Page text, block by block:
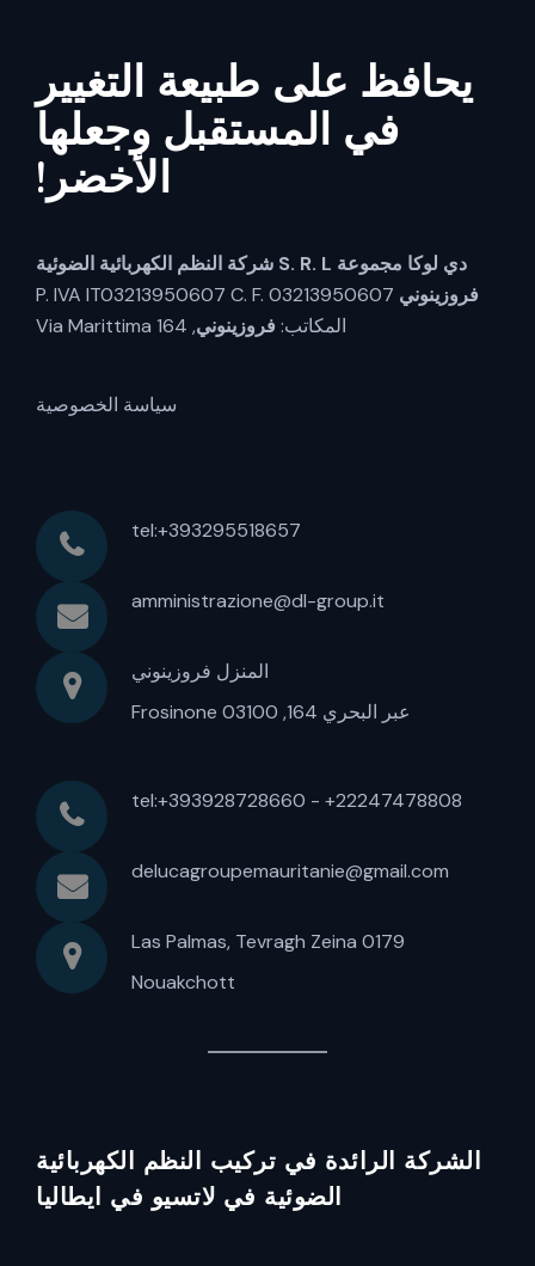
يحافظ على طبيعة التغيير
في المستقبل وجعلها
الأخضر!
دي لوكا مجموعة S. R. L
شركة النظم الكهربائية الضوئية
فروزينوني P. IVA IT03213950607 C. F. 03213950607
المكاتب: فروزينوني, Via Marittima 164
سياسة الخصوصية
tel:+393295518657
amministrazione@dl-group.it
المنزل فروزينوني
عبر البحري 164, 03100 Frosinone
tel:+393928728660 - +22247478808
delucagroupemauritanie@gmail.com
Las Palmas, Tevragh Zeina 0179
Nouakchott
الشركة الرائدة في تركيب النظم الكهربائية
الضوئية في لاتسيو في ايطاليا